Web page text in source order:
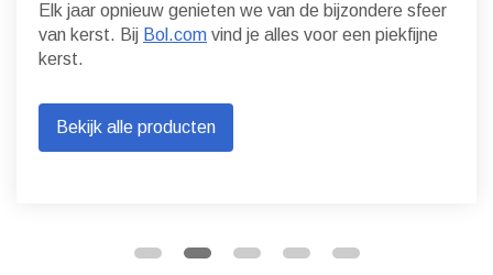
Elk jaar opnieuw genieten we van de bijzondere sfeer
van kerst. Bij Bol.com vind je alles voor een piekfijne
kerst.
Bekijk alle producten